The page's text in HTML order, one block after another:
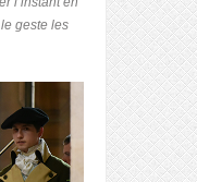
geste les